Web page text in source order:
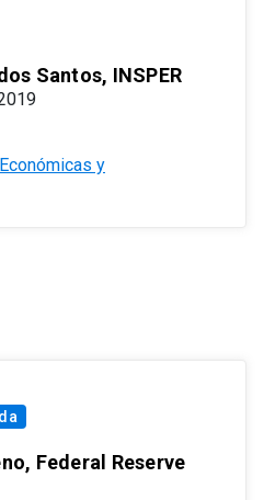
Santos, INSPER
y
Federal Reserve